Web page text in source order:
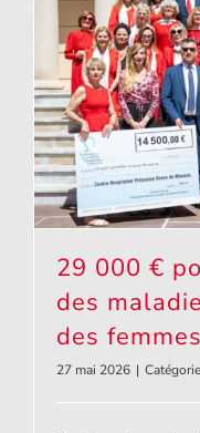
29 000 € pour
29 000 €
des
des femmes
27 mai 2026 |